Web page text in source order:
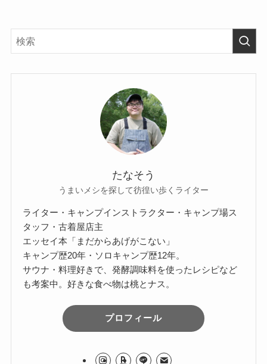
たなそう
うまいメシを探して彷徨い歩くライター
ライター・キャンプインストラクター・キャンプ場ス
タッフ・古着屋店主
エッセイ本「まだからあげがこない」
キャンプ歴20年・ソロキャンプ歴12年。
サウナ・料理好きで、発酵調味料を使ったレシピなど
も考案中。好きな食べ物は桃とナス。
プロフィール